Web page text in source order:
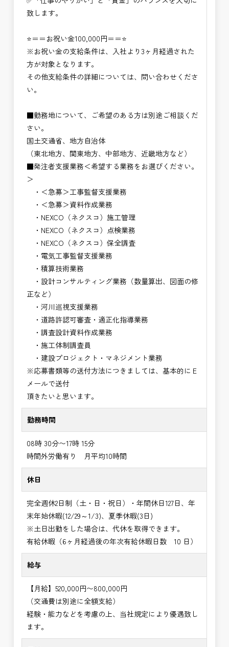
致します。
⭐＝＝お祝い金100,000円＝＝⭐
※お祝い金の支給条件は、入社より3ヶ月経過された
方が対象となります。
その他支給条件の詳細については、問い合わせくださ
い。
■勤務地について、ご希望のある方は別途ご相談くだ
さい。
国土交通省、地方自治体
（東北地方、関東地方、中部地方、近畿地方など）
■発注者支援業務＜希望する業務をお選びください。
＞
・＜急募＞工事監督支援業務
・＜急募＞資料作成業務
・NEXCO（ネクスコ）施工管理
・NEXCO（ネクスコ）点検業務
・NEXCO（ネクスコ）保全調査
・電気工事監督支援業務
・積算技術業務
・設計コンサルティング業務（数量算出、図面の修
正など）
・河川巡視支援業務
・道路許認可審査・適正化指導業務
・調査設計資料作成業務
・施工体制調査員
・建設プロジェクト・マネジメント業務
※応募書類等の送付方法につきましては、基本的にＥ
メールで送付
頂きたいと思います。
勤務時間
08時 30分〜17時 15分
時間外労働有り 月平均10時間
休日
完全週休2日制（土・日・祝日）・年間休日127日、年
末年始休暇(12/29～1/3)、夏季休暇(3日)
※土日出勤をした場合は、代休を取得できます。
有給休暇（6ヶ月経過後の年次有給休暇日数 10 日）
給与
【月給】520,000円〜800,000円
（交通費は別途に全額支給）
経験・能力などを考慮の上、当社規定により優遇致し
ます。